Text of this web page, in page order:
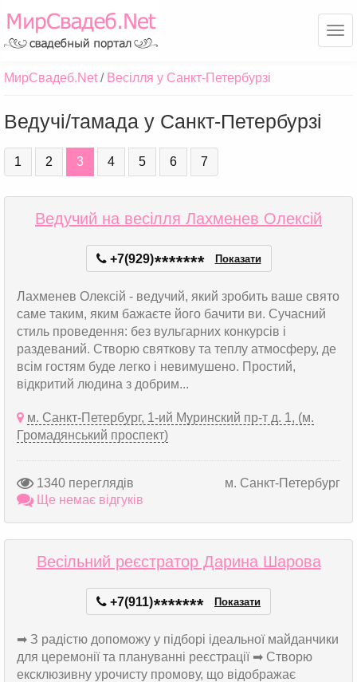
МирСвадеб.Net Весілля у Санкт-Петербурзі
Ведучі/тамада у Санкт-Петербурзі
1 2 3 4 5 6 7
Ведучий на весілля Лахменев Олексій
+7(929)******* Показати
Лахменев Олексій - ведучий, який зробить ваше свято
саме таким, яким бажаєте його бачити ви. Сучасний
стиль проведення: без вульгарних конкурсів і
раздеваний. Створю святкову та теплу атмосферу, де
всім гостям буде легко і невимушено. Простий,
відкритий людина з добрим...
м. Санкт-Петербург, 1-ий Муринский пр-т д. 1, (м.
Громадянський проспект)
1340 переглядів
м. Санкт-Петербург
Ще немає відгуків
Весільний реєстратор Дарина Шарова
+7(911)******* Показати
➡ З радістю допоможу у підборі ідеальної майданчики
для церемонії та плануванні реєстрації ➡ Створю
ексклюзивну урочисту промову, що відображає